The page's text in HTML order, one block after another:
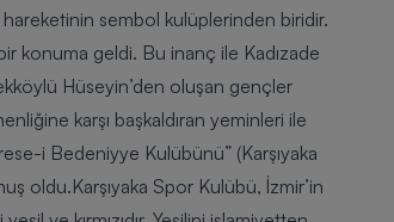
hareketinin sembol kulüplerinden biridir.
konuma geldi. Bu inanç ile Kadızade
Hüseyin’den oluşan gençler
karşı başkaldıran yeminleri ile
i Bedeniyye Kulübünü” (Karşıyaka
oldu.Karşıyaka Spor Kulübü, İzmir’in